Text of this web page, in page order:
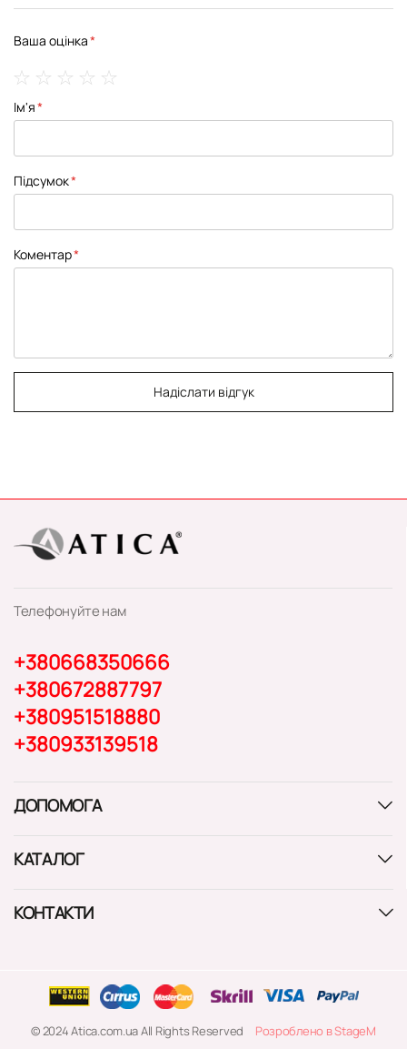
Ваша оцінка
star
stars
stars
stars
stars
Ім'я
Підсумок
Коментар
Надіслати відгук
Телефонуйте нам
+380668350666
+380672887797
+380951518880
+380933139518
ДОПОМОГА
КАТАЛОГ
КОНТАКТИ
© 2024 Atica.com.ua All Rights Reserved Розроблено в StageM